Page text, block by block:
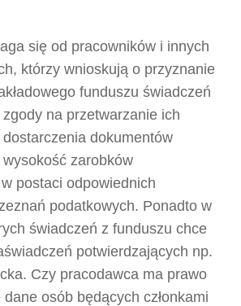
się od pracowników i innych
którzy wnioskują o przyznanie
funduszu świadczeń
na przetwarzanie ich
dokumentów
zarobków
w postaci odpowiednich
podatkowych. Ponadto w
świadczeń z funduszu chce
potwierdzających np.
Czy pracodawca ma prawo
osób będących członkami